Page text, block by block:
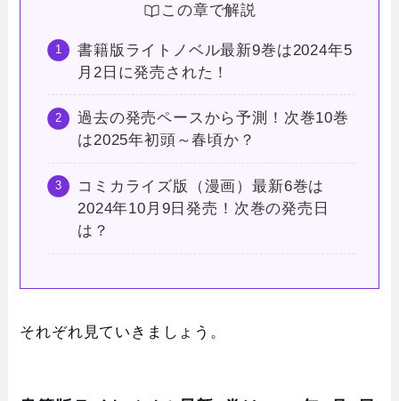
この章で解説
書籍版ライトノベル最新9巻は2024年5
月2日に発売された！
過去の発売ペースから予測！次巻10巻
は2025年初頭～春頃か？
コミカライズ版（漫画）最新6巻は
2024年10月9日発売！次巻の発売日
は？
それぞれ見ていきましょう。